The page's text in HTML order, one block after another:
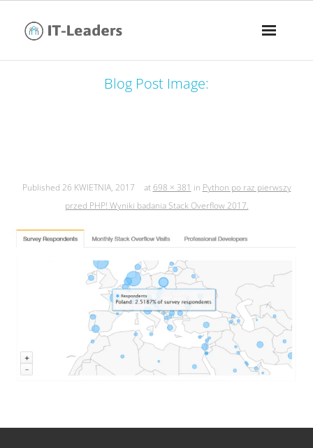
Blog Post Image:
Published 26 KWIETNIA, 2017 at 698 × 381 in Python po raz pierwszy
przed PHP! Wyniki badania Stack Overflow 2017.